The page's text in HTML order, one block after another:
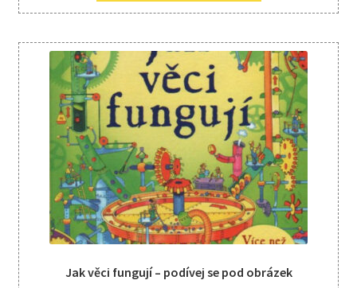
Jak věci fungují – podívej se pod obrázek